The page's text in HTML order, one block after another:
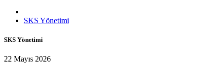
SKS Yönetimi
SKS Yönetimi
22 Mayıs 2026